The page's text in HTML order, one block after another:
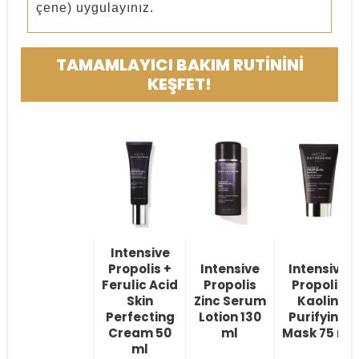
çene) uygulayınız.
TAMAMLAYICI BAKIM RUTİNİNİ
KEŞFET!
Intensive
Propolis +
Ferulic Acid
Skin
Perfecting
Cream 50
ml
Intensive
Propolis
Zinc Serum
Lotion 130
ml
Intensive
Propolis
Kaolin
Purifying
Mask 75 ml